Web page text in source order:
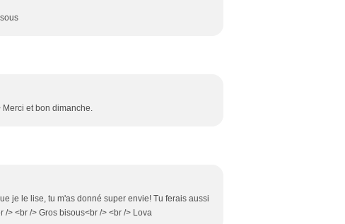
Merci et bon dimanche.
je le lise, tu m'as donné super envie! Tu ferais aussi
> <br /> Gros bisous<br /> <br /> Lova